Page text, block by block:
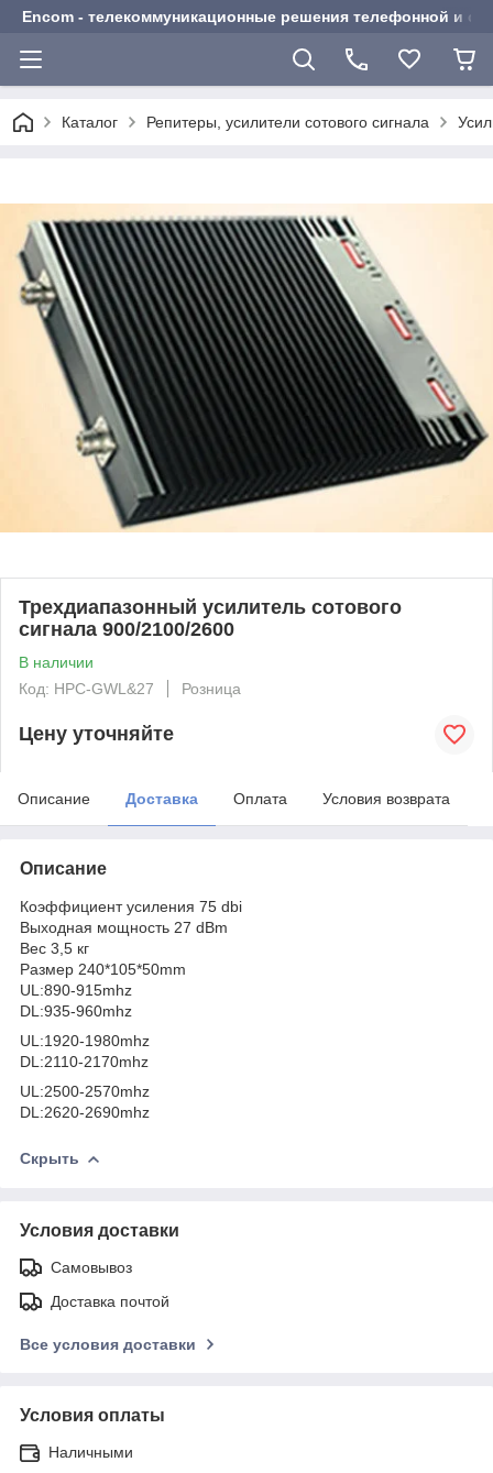
Encom - телекоммуникационные решения телефонной и
Каталог Репитеры, усилители сотового сигнала
Трехдиапазонный усилитель сотового
сигнала 900/2100/2600
В наличии
Код: HPC-GWL&27
Розница
Цену уточняйте
Описание Доставка Оплата Условия возврата
Описание
Коэффициент усиления 75 dbi
Выходная мощность 27 dBm
Вес 3,5 кг
Размер 240*105*50mm
UL:890-915mhz
DL:935-960mhz
UL:1920-1980mhz
DL:2110-2170mhz
UL:2500-2570mhz
DL:2620-2690mhz
Скрыть
Условия доставки
Самовывоз
Доставка почтой
Все условия доставки
Условия оплаты
Наличными